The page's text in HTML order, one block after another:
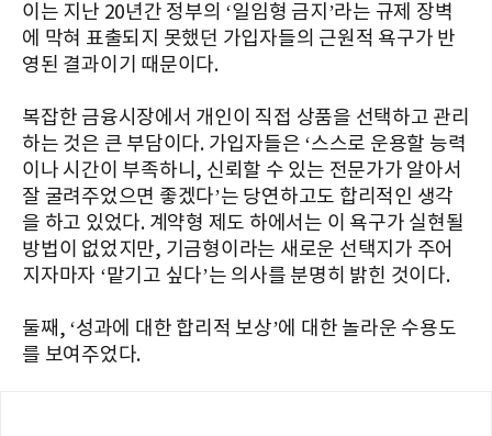
이는 지난 20년간 정부의 ‘일임형 금지’라는 규제 장벽
에 막혀 표출되지 못했던 가입자들의 근원적 욕구가 반
영된 결과이기 때문이다.
복잡한 금융시장에서 개인이 직접 상품을 선택하고 관리
하는 것은 큰 부담이다. 가입자들은 ‘스스로 운용할 능력
이나 시간이 부족하니, 신뢰할 수 있는 전문가가 알아서
잘 굴려주었으면 좋겠다’는 당연하고도 합리적인 생각
을 하고 있었다. 계약형 제도 하에서는 이 욕구가 실현될
방법이 없었지만, 기금형이라는 새로운 선택지가 주어
지자마자 ‘맡기고 싶다’는 의사를 분명히 밝힌 것이다.
둘째, ‘성과에 대한 합리적 보상’에 대한 놀라운 수용도
를 보여주었다.